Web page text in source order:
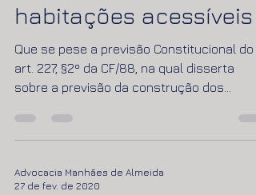
projetar e construir
habitações acessíveis
Que se pese a previsão Constitucional do
sobre a previsão da construção dos
logradouros,...